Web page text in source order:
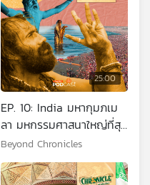
25:00
EP. 10: India มหากุมภเม
ลา มหกรรมศาสนาใหญ่ที่สุด
ในโลก
Beyond Chronicles